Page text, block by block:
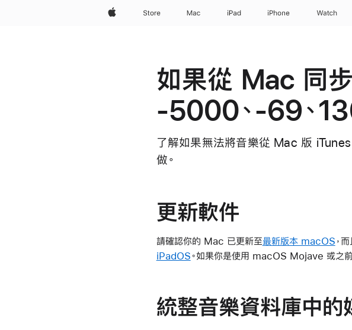
Apple Store Mac iPad iPhone Watch
如果從 Mac 同
-5000、-69、
了解如果無法將音樂從 Mac 版
做。
更新軟件
請確認你的 Mac 已更新至最新版本 macOS ，
iPadOS。如果你是使用 macOS Mojave 或之前
統整音樂資料庫中的